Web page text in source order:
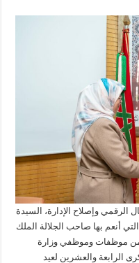
الرقمي وإصلاح الإدارة، السيدة
أنعم بها صاحب الجلالة الملك
موظفات وموظفي وزارة
الرابعة والعشرين لعيد